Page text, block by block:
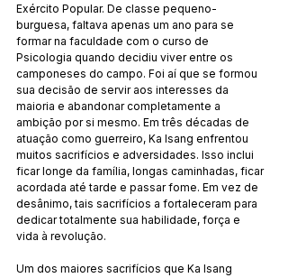
Exército Popular. De classe pequeno-
burguesa, faltava apenas um ano para se
formar na faculdade com o curso de
Psicologia quando decidiu viver entre os
camponeses do campo. Foi aí que se formou
sua decisão de servir aos interesses da
maioria e abandonar completamente a
ambição por si mesmo. Em três décadas de
atuação como guerreiro, Ka Isang enfrentou
muitos sacrifícios e adversidades. Isso inclui
ficar longe da família, longas caminhadas, ficar
acordada até tarde e passar fome. Em vez de
desânimo, tais sacrifícios a fortaleceram para
dedicar totalmente sua habilidade, força e
vida à revolução.
Um dos maiores sacrifícios que Ka Isang